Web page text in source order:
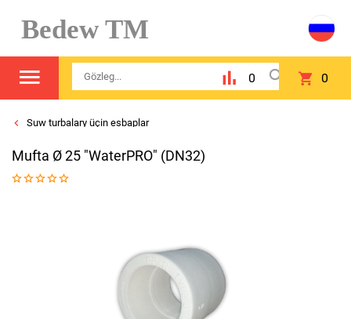
Bedew TM
0 0
Suw turbalary üçin esbaplar
Mufta Ø 25 "WaterPRO" (DN32)